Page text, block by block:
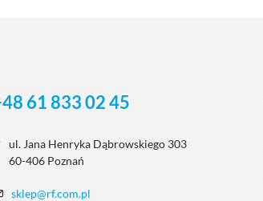
61 833 02 45
ul. Jana Henryka Dąbrowskiego 303
60-406 Poznań
sklep@rf.com.pl